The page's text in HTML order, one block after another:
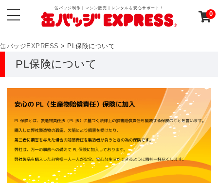
缶バッジ制作 | マシン販売 | レンタルを安心サポート！
0
缶バッジEXPRESS > PL保険について
PL保険について